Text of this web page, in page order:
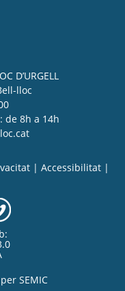
D’URGELL
lloc
de 8h a 14h
Accessibilitat
SEMIC